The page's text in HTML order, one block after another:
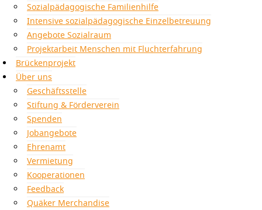
Sozialpädagogische Familienhilfe
Intensive sozialpädagogische Einzelbetreuung
Angebote Sozialraum
Projektarbeit Menschen mit Fluchterfahrung
Brückenprojekt
Über uns
Geschäftsstelle
Stiftung & Förderverein
Spenden
Jobangebote
Ehrenamt
Vermietung
Kooperationen
Feedback
Quäker Merchandise